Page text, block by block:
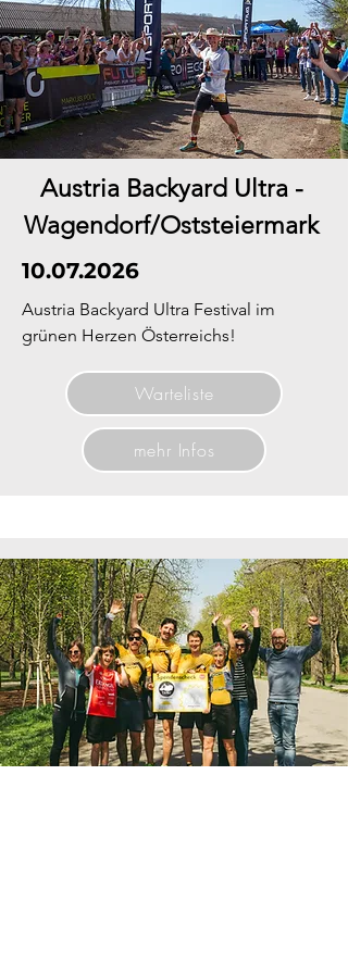
Austria Backyard Ultra -
Wagendorf/Oststeiermark
10.07.2026
Austria Backyard Ultra Festival im
grünen Herzen Österreichs!
Warteliste
mehr Infos